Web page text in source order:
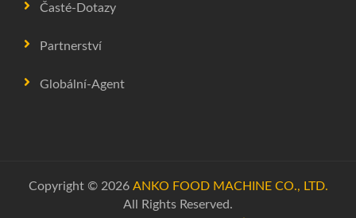
Časté-Dotazy
Partnerství
Globální-Agent
Copyright © 2026 ANKO FOOD MACHINE CO., LTD.
All Rights Reserved.